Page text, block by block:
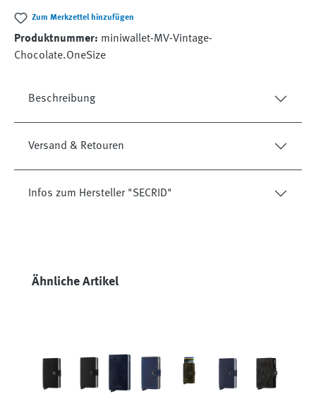
Zum Merkzettel hinzufügen
Produktnummer: miniwallet-MV-Vintage-
Chocolate.OneSize
Beschreibung
Versand & Retouren
Infos zum Hersteller "SECRID"
Produktgalerie überspringen
Ähnliche Artikel